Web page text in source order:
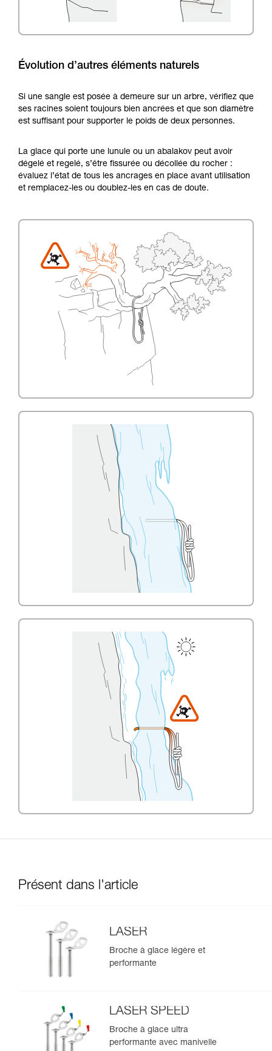
Évolution d’autres éléments naturels
Si une sangle est posée à demeure sur un arbre, vérifiez que
ses racines soient toujours bien ancrées et que son diamètre
est suffisant pour supporter le poids de deux personnes.
La glace qui porte une lunule ou un abalakov peut avoir
dégelé et regelé, s’être fissurée ou décollée du rocher :
évaluez l’état de tous les ancrages en place avant utilisation
et remplacez-les ou doublez-les en cas de doute.
Présent dans l'article
LASER
Broche à glace légère et
performante
LASER SPEED
Broche à glace ultra
performante avec manivelle